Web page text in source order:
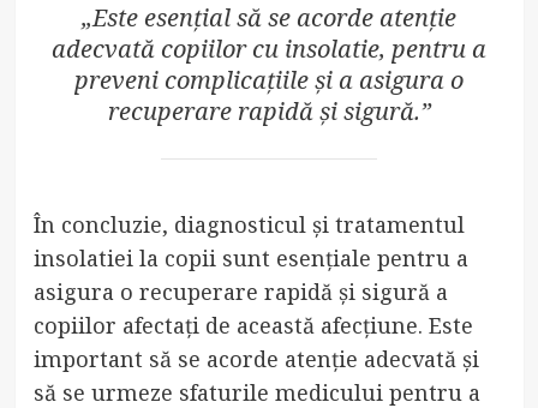
„Este esențial să se acorde atenție
adecvată copiilor cu insolatie, pentru a
preveni complicațiile și a asigura o
recuperare rapidă și sigură.”
În concluzie, diagnosticul și tratamentul
insolatiei la copii sunt esențiale pentru a
asigura o recuperare rapidă și sigură a
copiilor afectați de această afecțiune. Este
important să se acorde atenție adecvată și
să se urmeze sfaturile medicului pentru a